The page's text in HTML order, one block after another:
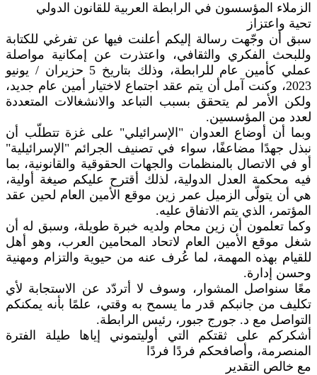
الزملاء المؤسسون في الرابطة العربية للقانون الدولي
تحية واعتزاز
سبق أن وجّهت رسالة إليكم أعلنت فيها عن تفرغي للكتابة
وللبحث الفكري والثقافي، واعتذرت عن إمكانية مواصلة
عملي كأمين عام للرابطة، وذلك بتاريخ 5 حزيران / يونيو
2023، وكنت آمل أن يتم عقد اجتماع لاختيار أمين عام جديد،
ولكن الأمر لم يتحقق بسبب التباعد والانشغالات المتعددة
لعدد من المؤسسين.
وبما أن أوضاع العدوان "الإسرائيلي" على غزة تتطلّب أن
نبذل جهدًا مضاعفًا، سواء في تصنيف الجرائم "الإسرائيلية"
أو في الاتصال بالمنظمات والجهات الحقوقية والقانونية، بما
فيه محكمة العدل الدولية، لذلك أقترح عليكم صيغة أولية،
هي أن يتولّى الزميل عمر زين موقع الأمين العام لحين عقد
المؤتمر، الذي يتم الاتفاق عليه.
وكما تعلمون أن زين محام ولديه خبرة طويلة، وسبق له أن
شغل موقع الأمين العام لاتحاد المحامين العرب، وهو أهل
للقيام بهذه المهمة، لما عُرف عنه من حيوية والتزام ومهنية
وحسن إدارة.
معًا سنواصل المشوار، وسوف لا أتردّد عن الاستجابة لأي
تكليف من جانبكم قدر ما يسمح به وقتي، علمًا بأنه يمكنكم
التواصل مع د. جورج جبور، رئيس الرابطة.
أشكركم على ثقتكم التي أوليتموني إياها طيلة الفترة
المنصرمة، وأصافحكم فردًا فردًا
مع خالص التقدير